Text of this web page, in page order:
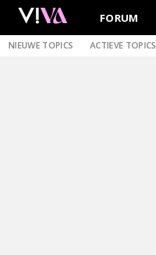
FORUM
NIEUWE TOPICS ACTIEVE TOPICS